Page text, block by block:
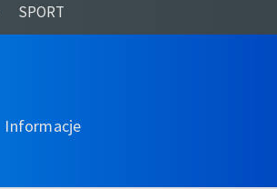
SPORT
Informacje